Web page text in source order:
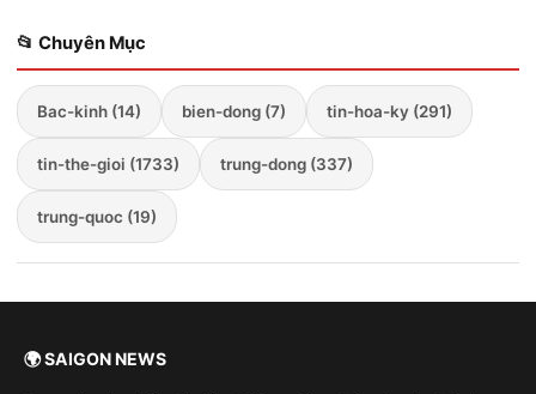
📂 Chuyên Mục
Bac-kinh (14) bien-dong (7) tin-hoa-ky (291)
tin-the-gioi (1733) trung-dong (337)
trung-quoc (19)
🌍 SAIGON NEWS